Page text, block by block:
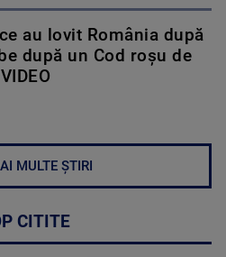
au lovit România după
după un Cod roşu de
MULTE ȘTIRI
CITITE